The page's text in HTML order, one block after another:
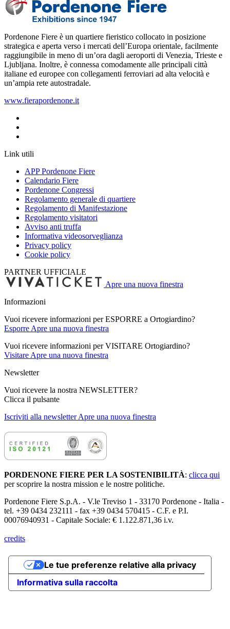
Pordenone Fiere è un quartiere fieristico collocato in posizione
strategica e aperta verso i mercati dell’Europa orientale, facilmente
raggiungibile in meno di un’ora dagli aeroporti di Venezia, Trieste e
Ljubljana‎. Inoltre, è connessa comodamente alle principali città
italiane ed europee con collegamenti ferroviari ad alta velocità e
un’ampia rete autostradale.
www.fierapordenone.it
Link utili
APP Pordenone Fiere
Calendario Fiere
Pordenone Congressi
Regolamento generale di quartiere
Regolamento di Manifestazione
Regolamento visitatori
Avviso anti truffa
Informativa videosorveglianza
Privacy policy
Cookie policy
PARTNER UFFICIALE
Apre una nuova finestra
Informazioni
Vuoi ricevere informazioni per ESPORRE a Ortogiardino?
Esporre Apre una nuova finestra
Vuoi ricevere informazioni per VISITARE Ortogiardino?
Visitare Apre una nuova finestra
Newsletter
Vuoi ricevere la nostra NEWSLETTER?
Clicca il pulsante
Iscriviti alla newsletterApre una nuova finestra
PORDENONE FIERE PER LA SOSTENIBILITÀ: clicca qui
per scoprire la nostra mission e le nostre politiche.
Pordenone Fiere S.p.A. - V.le Treviso 1 - 33170 Pordenone - Italia -
tel. +39 0434 232111 - fax +39 0434 570415 - C.F. e P.I.
00076940931 - Capitale Sociale: € 1.122.871,36 i.v.
credits
Informativa sulla raccolta
Le tue preferenze relative alla privacy